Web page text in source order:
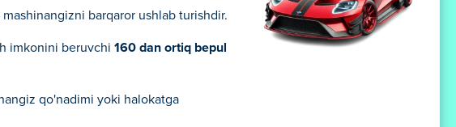
barqaror ushlab turishdir.
imkonini beruvchi 160 dan ortiq bepul
qo'nadimi yoki halokatga